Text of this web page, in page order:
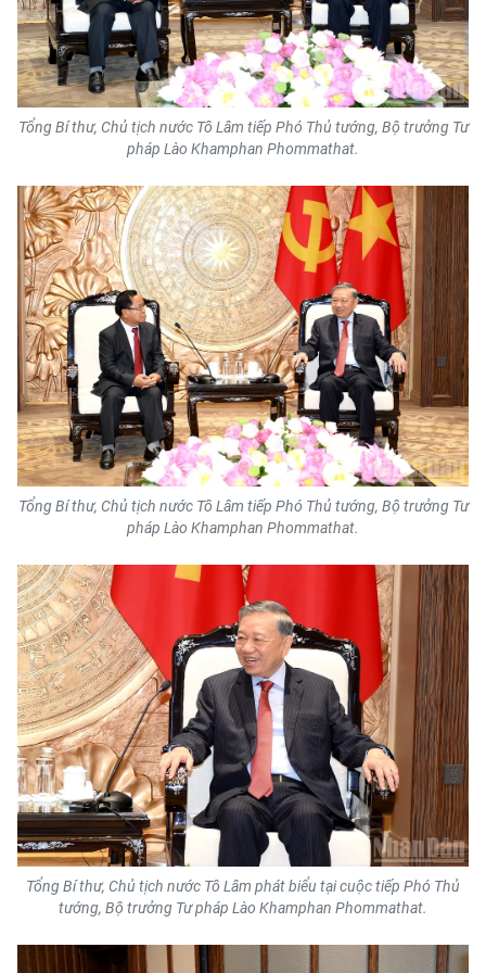
Media Pháp luật
Media Du lịch
Media Thế giới
Media Thể thao
Media Giáo dục
Media Y tế
Media Khoa học - Công nghệ
Media Môi trường
Ảnh
Infographic
TIN MỚI
TIN ĐỊA PHƯƠNG
Trung du và miền núi phía Bắc
Đồng bằng sông Hồng
Bắc Trung Bộ
Duyên hải Nam Trung Bộ và Tây
Nguyên
Đông Nam Bộ
Đồng bằng sông Cửu Long
Chuyên trang Hà Nội
Tổng Bí thư, Chủ tịch nước Tô Lâm tiếp Phó Thủ tướng, Bộ trưởng Tư
pháp Lào Khamphan Phommathat.
Tổng Bí thư, Chủ tịch nước Tô Lâm tiếp Phó Thủ tướng, Bộ trưởng Tư
pháp Lào Khamphan Phommathat.
Tổng Bí thư, Chủ tịch nước Tô Lâm phát biểu tại cuộc tiếp Phó Thủ
tướng, Bộ trưởng Tư pháp Lào Khamphan Phommathat.